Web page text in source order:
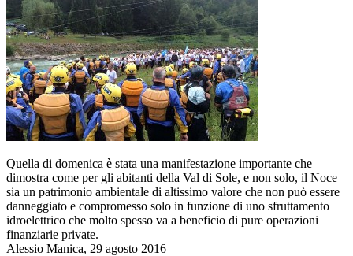
Quella di domenica è stata una manifestazione importante che
dimostra come per gli abitanti della Val di Sole, e non solo, il Noce
sia un patrimonio ambientale di altissimo valore che non può essere
danneggiato e compromesso solo in funzione di uno sfruttamento
idroelettrico che molto spesso va a beneficio di pure operazioni
finanziarie private.
Alessio Manica, 29 agosto 2016